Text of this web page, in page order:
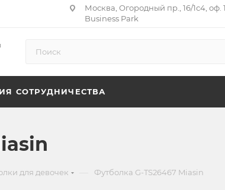
Москва, Огородный пр., 16/1с4, оф.
Business Park
СОТРУДНИЧЕСТВА
для девочек Футболка G-TS26467 Miasin